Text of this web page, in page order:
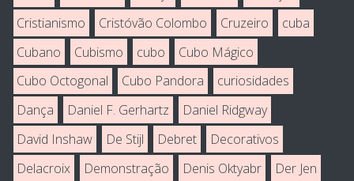
Cristianismo
Cristóvão Colombo Cruzeiro
cuba
Cubano
Cubismo cubo
Cubo Mágico
Cubo Octogonal
Cubo Pandora
curiosidades
Dança
Daniel F. Gerhartz
Daniel Ridgway
David Inshaw
De Stijl Debret
Decorativos
Delacroix
Demonstração Denis Oktyabr
Der Jen